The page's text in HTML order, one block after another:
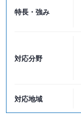
特長・強み
対応分野
対応地域